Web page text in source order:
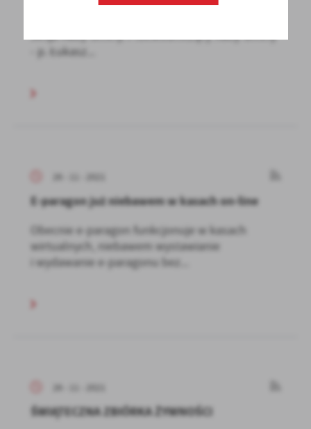
Sesja Rady Gminy. Przewodniczący Rady Gminy
- p. Łukasz...
26 - 11 - 2021
E-paragon już niebawem w kasach on-line
Obecnie e-paragon funkcjonuje w kasach
wirtualnych, niebawem wystawianie
i wydawanie e-paragonu bez...
26 - 11 - 2021
ŚWIĄTECZNA ZBIÓRKA ŻYWNOŚCI